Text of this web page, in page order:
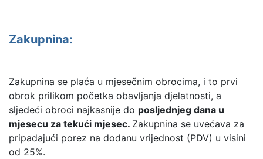
Zakupnina:
Zakupnina se plaća u mjesečnim obrocima, i to prvi
obrok prilikom početka obavljanja djelatnosti, a
sljedeći obroci najkasnije do posljednjeg dana u
mjesecu za tekući mjesec. Zakupnina se uvećava za
pripadajući porez na dodanu vrijednost (PDV) u visini
od 25%.